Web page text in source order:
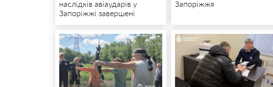
наслідків авіаударів у
Запоріжжі завершені
Запоріжжя